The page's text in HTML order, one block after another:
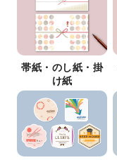
帯紙・のし紙・掛
け紙